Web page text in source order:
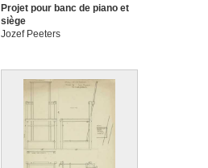
Projet pour banc de piano et
siège
Jozef Peeters